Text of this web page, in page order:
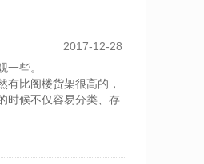
2017-12-28
一些。
比阁楼货架很高的，
时候不仅容易分类、存